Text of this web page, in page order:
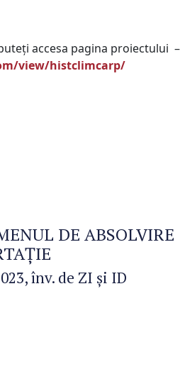
accesa pagina proiectului –
view/histclimcarp/
DE ABSOLVIRE
înv. de ZI şi ID